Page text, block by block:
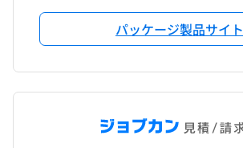
パッケージ製品サイト